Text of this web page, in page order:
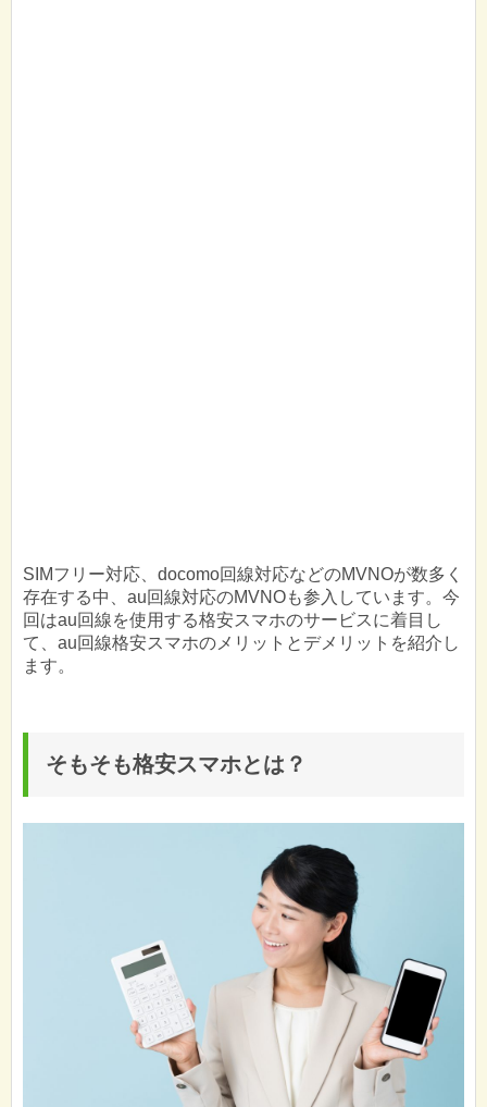
SIMフリー対応、docomo回線対応などのMVNOが数多く
存在する中、au回線対応のMVNOも参入しています。今
回はau回線を使用する格安スマホのサービスに着目し
て、au回線格安スマホのメリットとデメリットを紹介し
ます。
そもそも格安スマホとは？